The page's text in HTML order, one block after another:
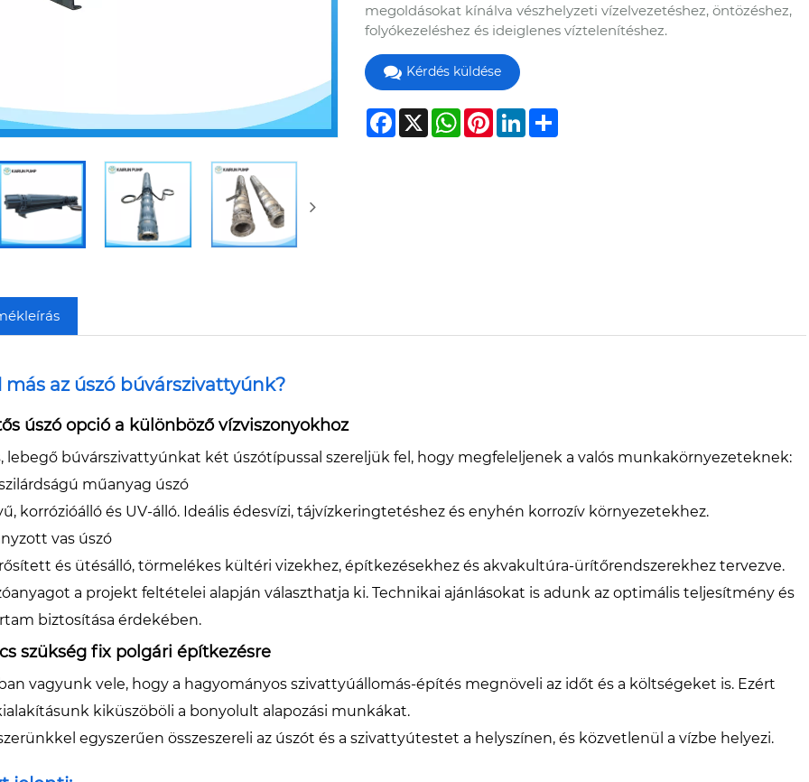
megoldásokat kínálva vészhelyzeti vízelvezetéshez, öntözéshez,
folyókezeléshez és ideiglenes víztelenítéshez.
Kérdés küldése
Facebook
X WhatsApp
PinterestLinkedIn
Share
más az úszó búvárszivattyúnk?
úszó opció a különböző vízviszonyokhoz
lebegő búvárszivattyúnkat két úszótípussal szereljük fel, hogy megfeleljenek a valós munkakörnyezeteknek:
műanyag úszó
korrózióálló és UV-álló. Ideális édesvízi, tájvízkeringtetéshez és enyhén korrozív környezetekhez.
vas úszó
és ütésálló, törmelékes kültéri vizekhez, építkezésekhez és akvakultúra-ürítőrendszerekhez tervezve.
a projekt feltételei alapján választhatja ki. Technikai ajánlásokat is adunk az optimális teljesítmény és
biztosítása érdekében.
szükség fix polgári építkezésre
vagyunk vele, hogy a hagyományos szivattyúállomás-építés megnöveli az időt és a költségeket is. Ezért
kiküszöböli a bonyolult alapozási munkákat.
egyszerűen összeszereli az úszót és a szivattyútestet a helyszínen, és közvetlenül a vízbe helyezi.